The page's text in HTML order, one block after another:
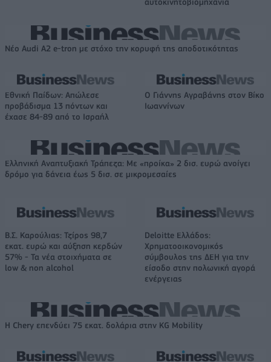
Νέο Audi A2 e-tron με στόχο την κορυφή της αποδοτικότητας
Εθνική Παίδων: Απώλεσε
προβάδισμα 13 πόντων και
έχασε 84-89 από το Ισραήλ
Ο Γιάννης Αγραβάνης στον Βίκο
Ιωαννίνων
Ελληνική Αναπτυξιακή Τράπεζα: Με «προίκα» 2 δισ. ευρώ ανοίγει
δρόμο για δάνεια έως 5 δισ. σε μικρομεσαίες
Β.Σ. Καρούλιας: Τζίρος 98,7
εκατ. ευρώ και αύξηση κερδών
57% - Τα νέα στοιχήματα σε
low & non alcohol
Deloitte Ελλάδος:
Χρηματοοικονομικός
σύμβουλος της ΔΕΗ για την
είσοδο στην πολωνική αγορά
ενέργειας
Η Chery επενδύει 75 εκατ. δολάρια στην KG Mobility